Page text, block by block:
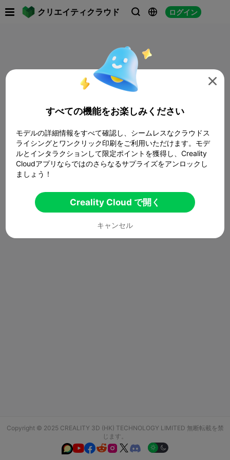
クリエイティクラウド   ログイン
Copyright © 2025 CREALITY 3D (HK) TECHNOLOGY LIMITED 無断転載を禁
じます。
  

すべての機能をお楽しみください
モデルの詳細情報をすべて確認し、シームレスなクラウドス
ライシングとワンクリック印刷をご利用いただけます。モデ
ルとインタラクションして限定ポイントを獲得し、Creality
Cloudアプリならではのさらなるサプライズをアンロックし
ましょう！
Creality Cloud で開く
キャンセル